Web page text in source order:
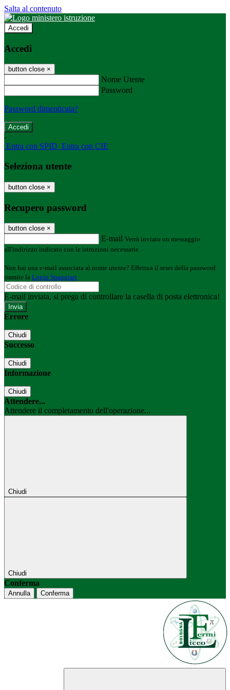
Salta al contenuto
Accedi
Accedi
button close ×
Nome Utente
Password
Password dimenticata?
-
Entra con SPID Entra con CIE
Seleziona utente
button close ×
Recupero password
button close ×
E-mail Verrà inviato un messaggio
all'indirizzo indicato con le istruzioni necessarie.
Non hai una e-mail associata al nome utente? Effettua il reset della password
tramite la Login Spaggiari
E-mail inviata, si prega di controllare la casella di posta elettronica!
Errore
Chiudi
Successo
Chiudi
Informazione
Chiudi
Attendere...
Attendere il completamento dell'operazione...
Chiudi
Chiudi
Conferma
Annulla Conferma